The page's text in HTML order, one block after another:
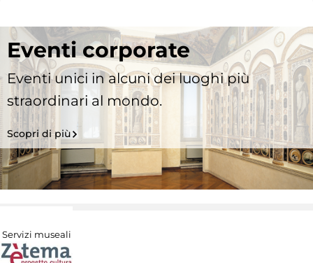
Eventi corporate
Eventi unici in alcuni dei luoghi più
straordinari al mondo.
Scopri di più
Servizi museali